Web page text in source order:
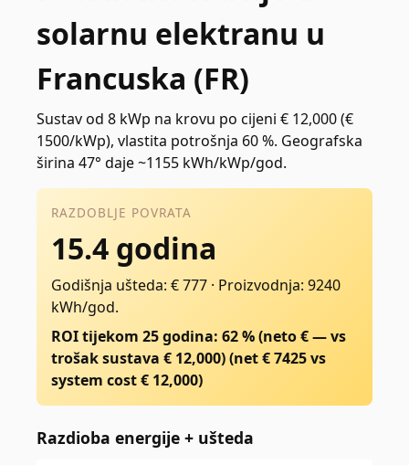
solarnu elektranu u
Francuska (FR)
Sustav od 8 kWp na krovu po cijeni € 12,000 (€
1500/kWp), vlastita potrošnja 60 %. Geografska
širina 47° daje ~1155 kWh/kWp/god.
RAZDOBLJE POVRATA
15.4 godina
Godišnja ušteda: € 777 · Proizvodnja: 9240
kWh/god.
ROI tijekom 25 godina: 62 % (neto € — vs
trošak sustava € 12,000)(net €7425vs
system cost € 12,000)
Razdioba energije + ušteda